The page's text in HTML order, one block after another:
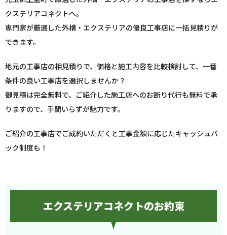
クステリアコネクトへ。
専門家が厳選した外構・エクステリアの優良工事店に一括見積りが
できます。
地元の工事店の相見積りで、価格と施工内容を比較検討して、一番
条件の良い工事店を選択しませんか？
御見積は完全無料で、ご紹介した施工店へのお断り代行も無料で承
りますので、手間いらずが魅力です。
ご紹介の工事店でご成約いただくと工事金額に応じたキャッシュバ
ック制度も！
エクステリアコネクトのお約束